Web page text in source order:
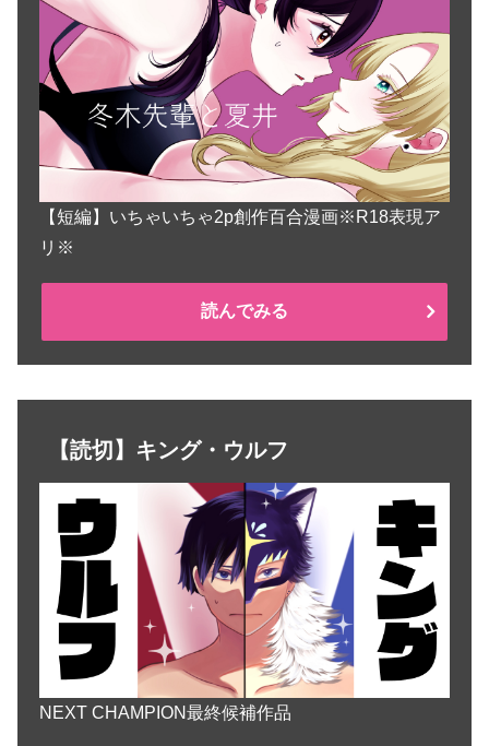
【短編】いちゃいちゃ2p創作百合漫画※R18表現ア
リ※
読んでみる
【読切】キング・ウルフ
NEXT CHAMPION最終候補作品